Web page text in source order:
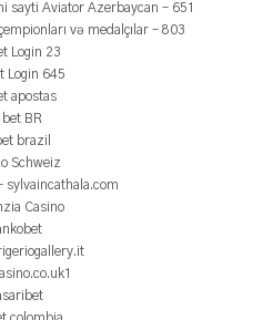
sayti Aviator Azerbaycan – 651
və medalçılar – 803
Login 23
Login 645
apostas
BR
brazil
Schweiz
sylvaincathala.com
Casino